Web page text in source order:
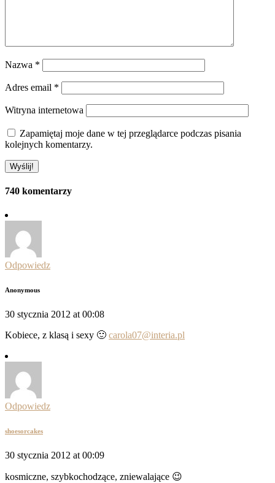
Nazwa *
Adres email *
Witryna internetowa
Zapamiętaj moje dane w tej przeglądarce podczas pisania
kolejnych komentarzy.
740 komentarzy
Odpowiedz
Anonymous
30 stycznia 2012 at 00:08
Kobiece, z klasą i sexy 🙂 carola07@interia.pl
Odpowiedz
shoesorcakes
30 stycznia 2012 at 00:09
kosmiczne, szybkochodzące, zniewalające 😉